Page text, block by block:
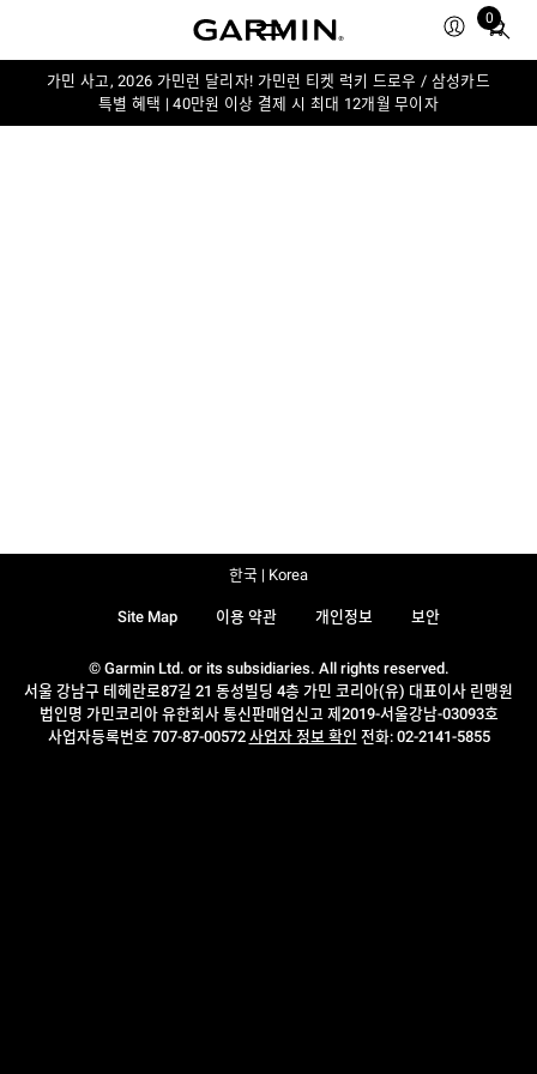
0
Total
in
가민 사고, 2026 가민런 달리자! 가민런 티켓 럭키 드로우 / 삼성카드
특별 혜택 | 40만원 이상 결제 시 최대 12개월 무이자
© Garmin Ltd. or its subsidiaries. All rights reserved.
서울 강남구 테헤란로87길 21 동성빌딩 4층 가민 코리아(유) 대표이사 린맹원
법인명 가민코리아 유한회사 통신판매업신고 제2019-서울강남-03093호
사업자등록번호 707-87-00572 사업자 정보 확인 전화: 02-2141-5855
Site Map 이용 약관 개인정보 보안
한국 | Korea